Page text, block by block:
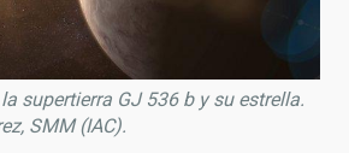
supertierra GJ 536 b y su estrella.
SMM (IAC).